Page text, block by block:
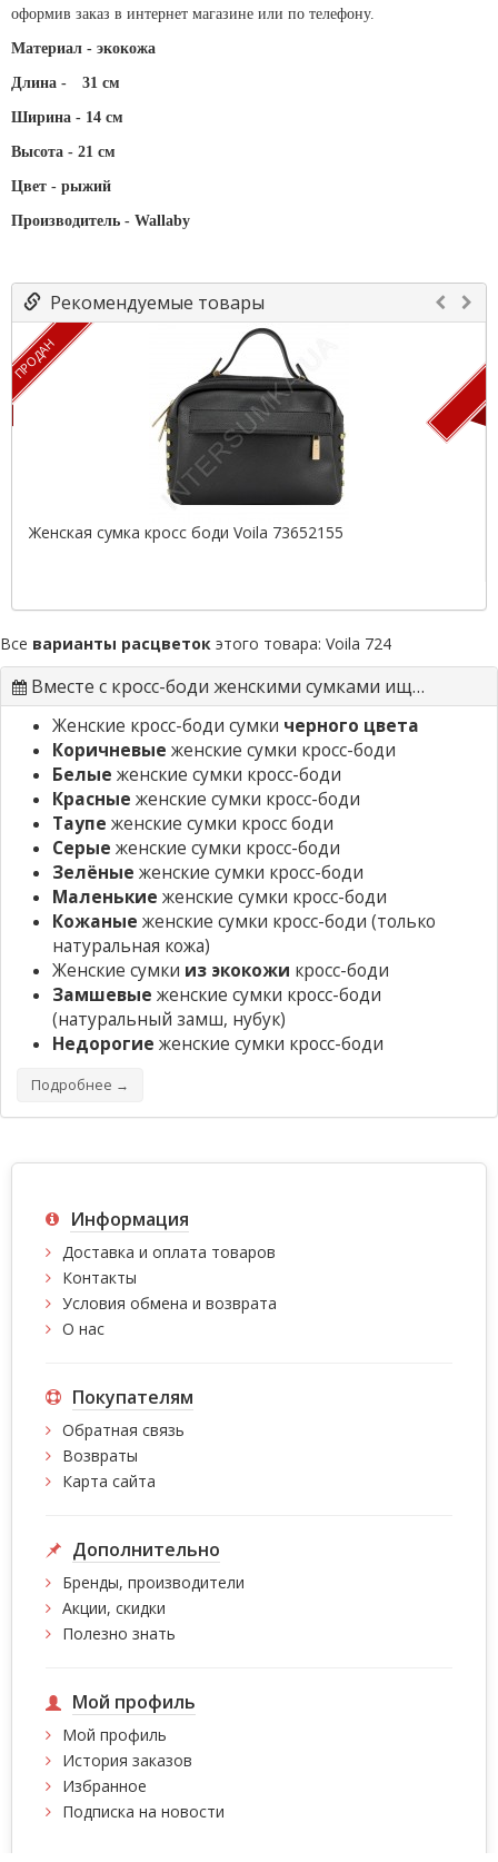
оформив заказ в интернет магазине или по телефону.
Материал - экокожа
Длина - 31 см
Ширина - 14 см
Высота - 21 см
Цвет - рыжий
Производитель - Wallaby
Рекомендуемые товары
ПРОДАН
Женская сумка кросс боди Voila 73652155
Все варианты расцветок этого товара: Voila 724
Вместе с кросс-боди женскими сумками ищут
Женские кросс-боди сумки черного цвета
Коричневые женские сумки кросс-боди
Белые женские сумки кросс-боди
Красные женские сумки кросс-боди
Таупе женские сумки кросс боди
Серые женские сумки кросс-боди
Зелёные женские сумки кросс-боди
Маленькие женские сумки кросс-боди
Кожаные женские сумки кросс-боди (только
натуральная кожа)
Женские сумки из экокожи кросс-боди
Замшевые женские сумки кросс-боди
(натуральный замш, нубук)
Недорогие женские сумки кросс-боди
Подробнее →
Информация
Доставка и оплата товаров
Контакты
Условия обмена и возврата
О нас
Покупателям
Обратная связь
Возвраты
Карта сайта
Дополнительно
Бренды, производители
Акции, скидки
Полезно знать
Мой профиль
Мой профиль
История заказов
Избранное
Подписка на новости